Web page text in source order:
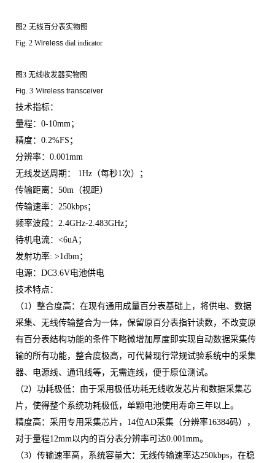
图2 无线百分表实物图
Fig. 2 Wireless dial indicator
图3 无线收发器实物图
Fig. 3 Wireless transceiver
技术指标：
量程： 0-10mm ；
精度： 0.2%FS ；
分辨率： 0.001mm
无线发送周期：
1Hz （每秒1 次）；
传输距离： 50m （视距）
传输速率： 250kbps；
频率波段： 2.4GHz-2.483GHz；
待机电流： <6uA ；
发射功率: >1dbm ；
电源： DC3.6V电池供电
技术特点：
（1 ）整合度高：在现有通用成量百分表基础上，将供电、数据
采集、无线传输整合为一体，保留原百分表指针读数，不改变原
有百分表结构功能的条件下略微增加厚度即实现自动数据采集传
输的所有功能，整合度极高，可代替现行常规试验系统中的采集
器、电源线、通讯线等，无需连线，便于原位测试。
（2）功耗极低：由于采用极低功耗无线收发芯片和数据采集芯
片，使得整个系统功耗极低，单颗电池使用寿命三年以上。
精度高：采用专用采集芯片， 14位AD采集（分辨率16384码），
对于量程12mm以内的百分表分辨率可达0.001mm。
（3）传输速率高，系统容量大：无线传输速率达250kbps，在稳